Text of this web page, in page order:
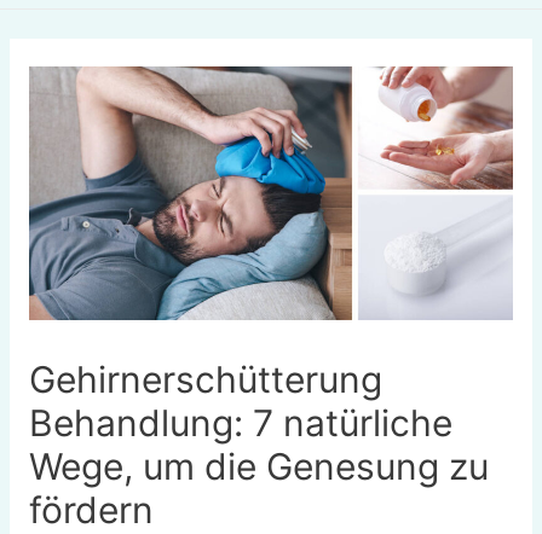
Gehirnerschütterung
Behandlung: 7 natürliche
Wege, um die Genesung zu
fördern